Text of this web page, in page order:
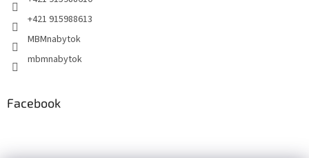
+421 915988613
MBMnabytok
mbmnabytok
Facebook